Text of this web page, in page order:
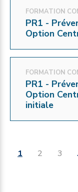
FORMATION
PR1 -
Option
FORMATION
PR1 -
Option
initiale
1 2 3